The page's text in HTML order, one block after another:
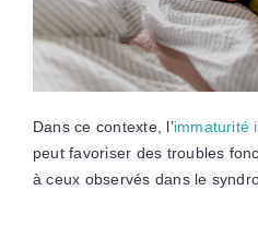
Dans ce contexte, l’immaturité
peut favoriser des troubles
à ceux observés dans le